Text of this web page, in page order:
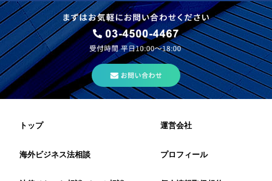
トップ
海外ビジネス法相談
運営会社
プロフィール